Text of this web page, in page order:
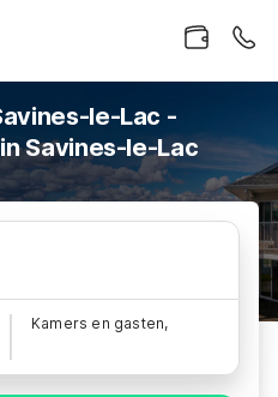
le-Lac -
Savines-le-Lac
Kamers en gasten,